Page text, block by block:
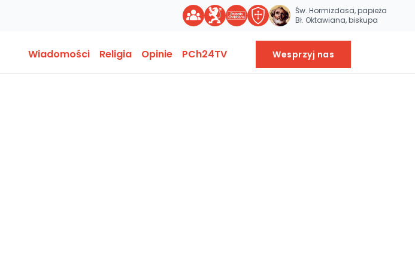
Św. Hormizdasa, papieża
Bł. Oktawiana, biskupa
Wiadomości Religia Opinie PCh24TV Wesprzyj nas